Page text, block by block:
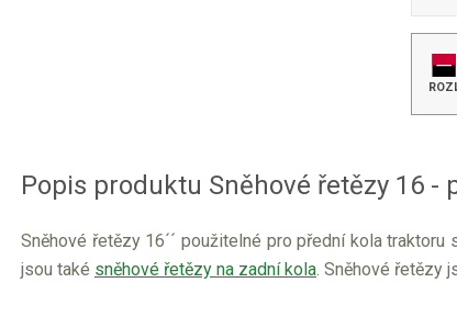
Popis produktu Sněhové řetězy 16 -
Sněhové řetězy 16´´ použitelné pro přední kola
jsou také sněhové řetězy na zadní kola. Sněhové řetězy